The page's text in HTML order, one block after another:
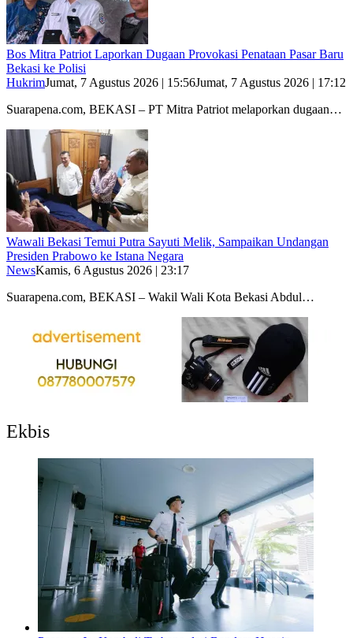
Bos Mitra Patriot Laporkan Dugaan Provokasi Penataan Pasar Baru
Bekasi ke Polisi
HukrimJumat, 7 Agustus 2026 | 15:56Jumat, 7 Agustus 2026 | 17:12
Suarapena.com, BEKASI – PT Mitra Patriot melaporkan dugaan…
Wawali Bekasi Temui Putra Sayuti Melik, Sampaikan Undangan
Presiden Prabowo ke Istana Negara
NewsKamis, 6 Agustus 2026 | 23:17
Suarapena.com, BEKASI – Wakil Wali Kota Bekasi Abdul…
Ekbis